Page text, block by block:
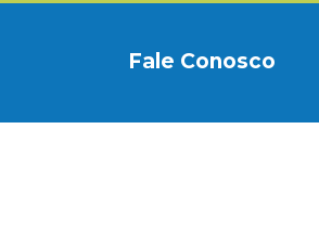
Fale Conosco